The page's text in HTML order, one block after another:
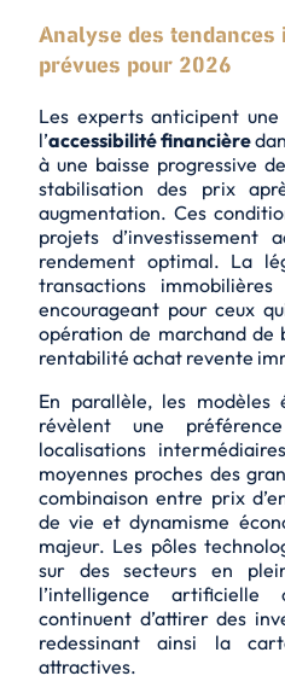
Analyse des
prévues pour 2026
Les experts anticipent
l’accessibilité financière
à une baisse progressive
stabilisation des prix
augmentation. Ces
projets d’investissement
rendement optimal. La
transactions
encourageant pour ceux
opération de marchand
rentabilité achat revente
En parallèle, les modèles
révèlent une
localisations
moyennes proches des
combinaison entre prix
de vie et dynamisme
majeur. Les pôles
sur des secteurs en
l’intelligence
continuent d’attirer des
redessinant ainsi la
attractives.